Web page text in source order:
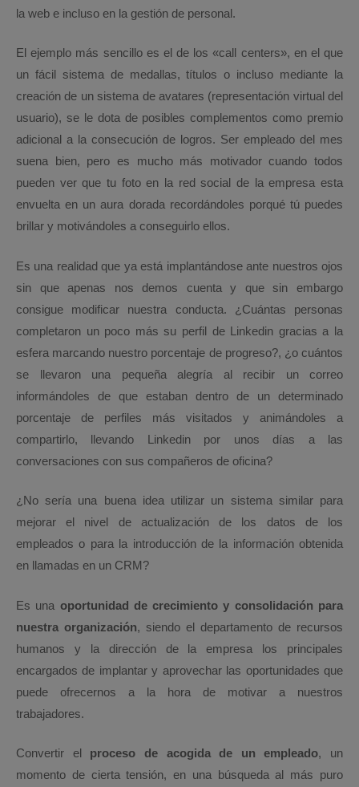
la web e incluso en la gestión de personal.
El ejemplo más sencillo es el de los «call centers», en el que
un fácil sistema de medallas, títulos o incluso mediante la
creación de un sistema de avatares (representación virtual del
usuario), se le dota de posibles complementos como premio
adicional a la consecución de logros. Ser empleado del mes
suena bien, pero es mucho más motivador cuando todos
pueden ver que tu foto en la red social de la empresa esta
envuelta en un aura dorada recordándoles porqué tú puedes
brillar y motivándoles a conseguirlo ellos.
Es una realidad que ya está implantándose ante nuestros ojos
sin que apenas nos demos cuenta y que sin embargo
consigue modificar nuestra conducta. ¿Cuántas personas
completaron un poco más su perfil de Linkedin gracias a la
esfera marcando nuestro porcentaje de progreso?, ¿o cuántos
se llevaron una pequeña alegría al recibir un correo
informándoles de que estaban dentro de un determinado
porcentaje de perfiles más visitados y animándoles a
compartirlo, llevando Linkedin por unos días a las
conversaciones con sus compañeros de oficina?
¿No sería una buena idea utilizar un sistema similar para
mejorar el nivel de actualización de los datos de los
empleados o para la introducción de la información obtenida
en llamadas en un CRM?
Es una oportunidad de crecimiento y consolidación para
nuestra organización, siendo el departamento de recursos
humanos y la dirección de la empresa los principales
encargados de implantar y aprovechar las oportunidades que
puede ofrecernos a la hora de motivar a nuestros
trabajadores.
Convertir el proceso de acogida de un empleado, un
momento de cierta tensión, en una búsqueda al más puro